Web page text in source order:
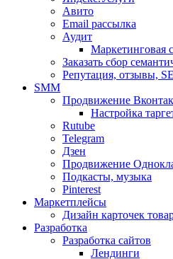
Авито
Email рассылка
Аудит
Маркетинговая
Заказать сбор
Репутация, отзывы,
SMM
Продвижение
Настройка
Rutube
Telegram
Дзен
Продвижение
Подкасты, музыка
Pinterest
Маркетплейсы
Дизайн карточек
Разработка
Разработка сайтов
Лендинги